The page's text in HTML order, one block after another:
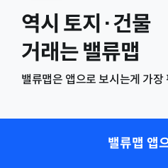
역시 토지·건물
거래는 밸류맵
밸류맵은 앱으로 보시는게 가장
밸류맵 앱